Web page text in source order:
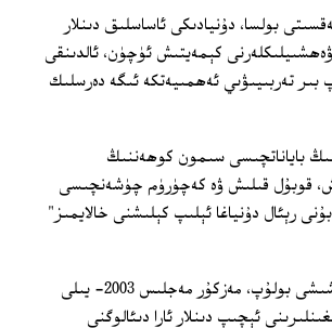
بولسا، دۇنيادىكى ئاساسلىق دىنلار
كېمەيتىش ئۈچۈن، ئالدىنقى
بىر تەربىيىۋىي ئەھمىيەتكە ئىگە دەرسلىك
باياناتچىسى سىمون كوھەننىڭ
قوبۇل قىلىش ۋە كەچۈرۈم چۈشەنچىسى
رېئال دۇنياغا ئېلىپ كېلىشنى خالايمىز"
بۇ، ئېلىجاھ دۇنيا دىنىي رەھبەرلەر مەجلىسنىڭ 3- قېتىم ئۇچرىشىشى بولۇپ، مەزكۇر مەجلىس 2003- يىلى
يىغىنلىرىنى ئېچىپ دىنلار ئارا دىئالوگنى